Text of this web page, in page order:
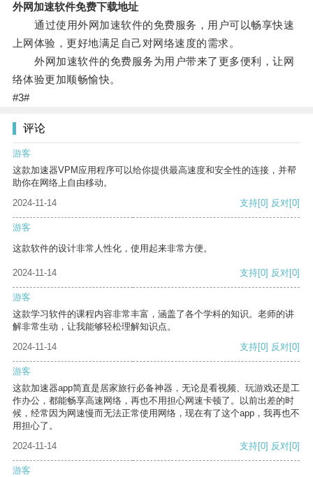
外网加速软件免费下载地址
通过使用外网加速软件的免费服务，用户可以畅享快速
上网体验，更好地满足自己对网络速度的需求。
外网加速软件的免费服务为用户带来了更多便利，让网
络体验更加顺畅愉快。
#3#
评论
游客
这款加速器VPM应用程序可以给你提供最高速度和安全性的连接，并帮
助你在网络上自由移动。
2024-11-14
支持[0] 反对[0]
游客
这款软件的设计非常人性化，使用起来非常方便。
2024-11-14 支持[0] 反对[0]
游客
这款学习软件的课程内容非常丰富，涵盖了各个学科的知识。老师的讲
解非常生动，让我能够轻松理解知识点。
2024-11-14
支持[0] 反对[0]
游客
这款加速器app简直是居家旅行必备神器，无论是看视频、玩游戏还是工
作办公，都能畅享高速网络，再也不用担心网速卡顿了。以前出差的时
候，经常因为网速慢而无法正常使用网络，现在有了这个app，我再也不
用担心了。
2024-11-14
支持[0] 反对[0]
游客